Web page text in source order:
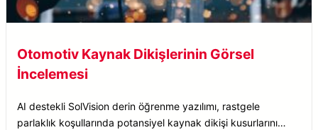
Otomotiv Kaynak Dikişlerinin Görsel
İncelemesi
AI destekli SolVision derin öğrenme yazılımı, rastgele
parlaklık koşullarında potansiyel kaynak dikişi kusurlarını